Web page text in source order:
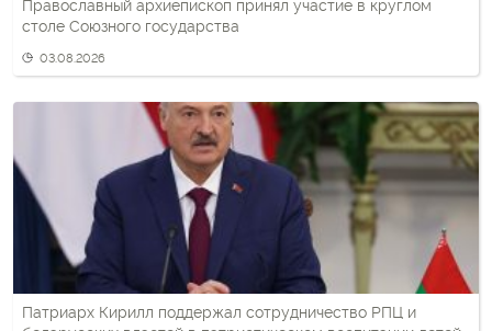
Православный архиепископ принял участие в круглом
столе Союзного государства
03.08.2026
Патриарх Кирилл поддержал сотрудничество РПЦ и